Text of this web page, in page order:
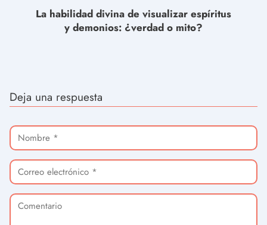
La habilidad divina de visualizar espíritus
y demonios: ¿verdad o mito?
Deja una respuesta